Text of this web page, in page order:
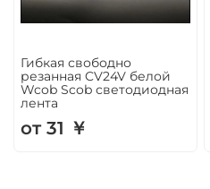
Гибкая свободно
резанная CV24V белой
Wcob Scob светодиодная
лента
от 31 ￥